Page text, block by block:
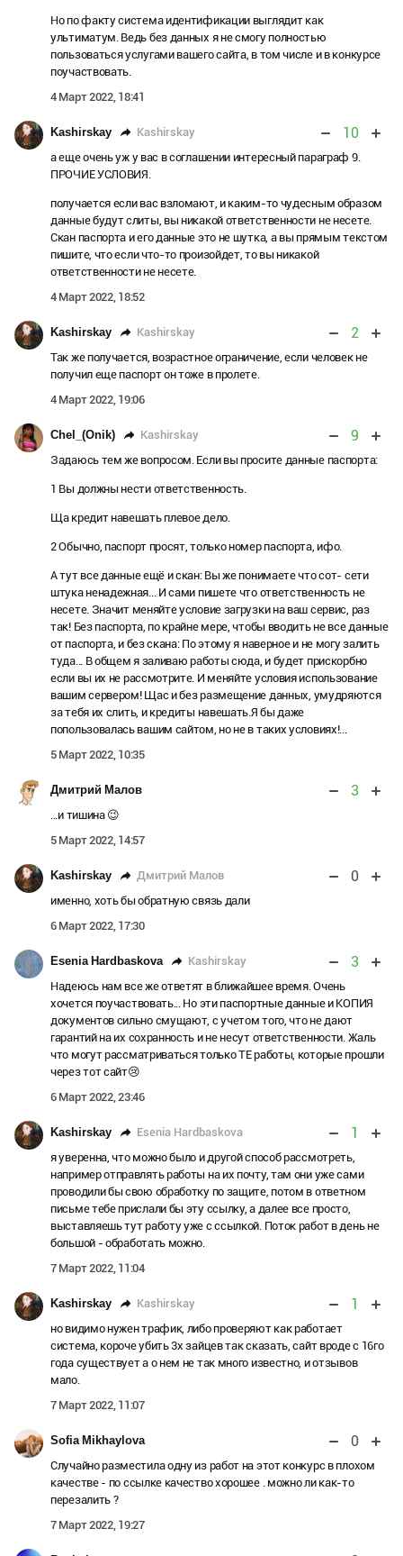
Но по факту система идентификации выглядит как
ультиматум. Ведь без данных я не смогу полностью
пользоваться услугами вашего сайта, в том числе и в конкурсе
поучаствовать.
4 Март 2022, 18:41
Kashirskay Kashirskay 10
а еще очень уж у вас в соглашении интересный параграф 9.
ПРОЧИЕ УСЛОВИЯ.
получается если вас взломают, и каким-то чудесным образом
данные будут слиты, вы никакой ответственности не несете.
Скан паспорта и его данные это не шутка, а вы прямым текстом
пишите, что если что-то произойдет, то вы никакой
ответственности не несете.
4 Март 2022, 18:52
Kashirskay Kashirskay 2
Так же получается, возрастное ограничение, если человек не
получил еще паспорт он тоже в пролете.
4 Март 2022, 19:06
Chel_(Onik) Kashirskay 9
Задаюсь тем же вопросом. Если вы просите данные паспорта:
1 Вы должны нести ответственность.
Ща кредит навешать плевое дело.
2 Обычно, паспорт просят, только номер паспорта, ифо.
А тут все данные ещё и скан: Вы же понимаете что сот- сети
штука ненадежная... И сами пишете что ответственность не
несете. Значит меняйте условие загрузки на ваш сервис, раз
так! Без паспорта, по крайне мере, чтобы вводить не все данные
от паспорта, и без скана: По этому я наверное и не могу залить
туда... В общем я заливаю работы сюда, и будет прискорбно
если вы их не рассмотрите. И меняйте условия использование
вашим сервером! Щас и без размещение данных, умудряются
за тебя их слить, и кредиты навешать.Я бы даже
попользовалась вашим сайтом, но не в таких условиях!...
5 Март 2022, 10:35
Дмитрий Малов 3
...и тишина 😉
5 Март 2022, 14:57
Kashirskay Дмитрий Малов 0
именно, хоть бы обратную связь дали
6 Март 2022, 17:30
Esenia Hardbaskova Kashirskay 3
Надеюсь нам все же ответят в ближайшее время. Очень
хочется поучаствовать... Но эти паспортные данные и КОПИЯ
документов сильно смущают, с учетом того, что не дают
гарантий на их сохранность и не несут ответственности. Жаль
что могут рассматриваться только ТЕ работы, которые прошли
через тот сайт😢
6 Март 2022, 23:46
Kashirskay Esenia Hardbaskova 1
я уверенна, что можно было и другой способ рассмотреть,
например отправлять работы на их почту, там они уже сами
проводили бы свою обработку по защите, потом в ответном
письме тебе прислали бы эту ссылку, а далее все просто,
выставляешь тут работу уже с ссылкой. Поток работ в день не
большой - обработать можно.
7 Март 2022, 11:04
Kashirskay Kashirskay 1
но видимо нужен трафик, либо проверяют как работает
система, короче убить 3х зайцев так сказать, сайт вроде с 16го
года существует а о нем не так много известно, и отзывов
мало.
7 Март 2022, 11:07
Sofia Mikhaylova 0
Случайно разместила одну из работ на этот конкурс в плохом
качестве - по ссылке качество хорошее . можно ли как-то
перезалить ?
7 Март 2022, 19:27